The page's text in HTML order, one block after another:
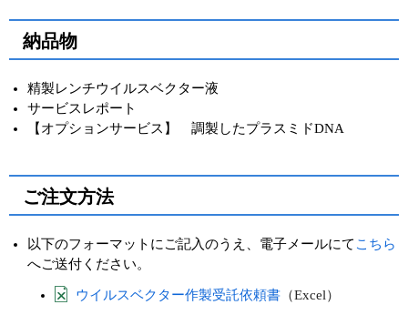
納品物
精製レンチウイルスベクター液
サービスレポート
【オプションサービス】 調製したプラスミドDNA
ご注文方法
以下のフォーマットにご記入のうえ、電子メールにて こちら
へご送付ください。
ウイルスベクター作製受託依頼書 （Excel）